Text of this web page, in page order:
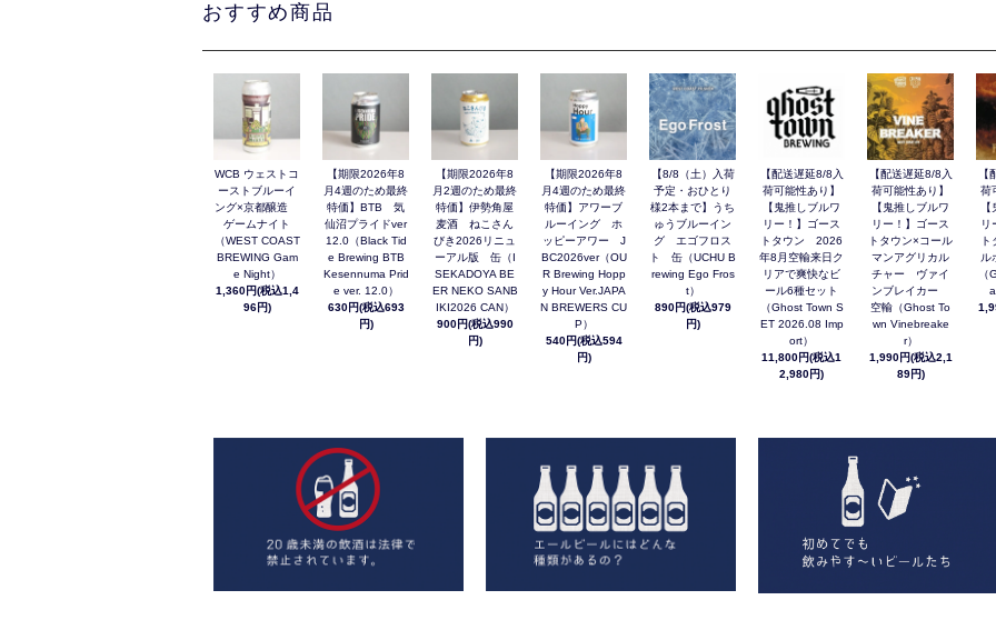
おすすめ商品
WCB ウェストコ
ーストブルーイ
ング×京都醸造
ゲームナイト
（WEST COAST
BREWING Gam
e Night）
1,360円(税込1,4
96円)
【期限2026年8
月4週のため最終
特価】BTB 気
仙沼プライドver
12.0（Black Tid
e Brewing BTB
Kesennuma Prid
e ver. 12.0）
630円(税込693
円)
【期限2026年8
月2週のため最終
特価】伊勢角屋
麦酒 ねこさん
びき2026リニュ
ーアル版 缶（I
SEKADOYA BE
ER NEKO SANB
IKI2026 CAN）
900円(税込990
円)
【期限2026年8
月4週のため最終
特価】アワーブ
ルーイング ホ
ッピーアワー J
BC2026ver（OU
R Brewing Hopp
y Hour Ver.JAPA
N BREWERS CU
P）
540円(税込594
円)
【8/8（土）入荷
予定・おひとり
様2本まで】うち
ゅうブルーイン
グ エゴフロス
ト 缶（UCHU B
rewing Ego Fros
t）
890円(税込979
円)
【配送遅延8/8入
荷可能性あり】
【鬼推しブルワ
リー！】ゴース
トタウン 2026
年8月空輸来日ク
リアで爽快なビ
ール6種セット
（Ghost Town S
ET 2026.08 Imp
ort）
11,800円(税込1
2,980円)
【配送遅延8/8入
荷可能性あり】
【鬼推しブルワ
リー！】ゴース
トタウン×コール
マンアグリカル
チャー ヴァイ
ンブレイカー
空輸（Ghost To
wn Vinebreake
r）
1,990円(税込2,1
89円)
【
荷
リ
ル
（